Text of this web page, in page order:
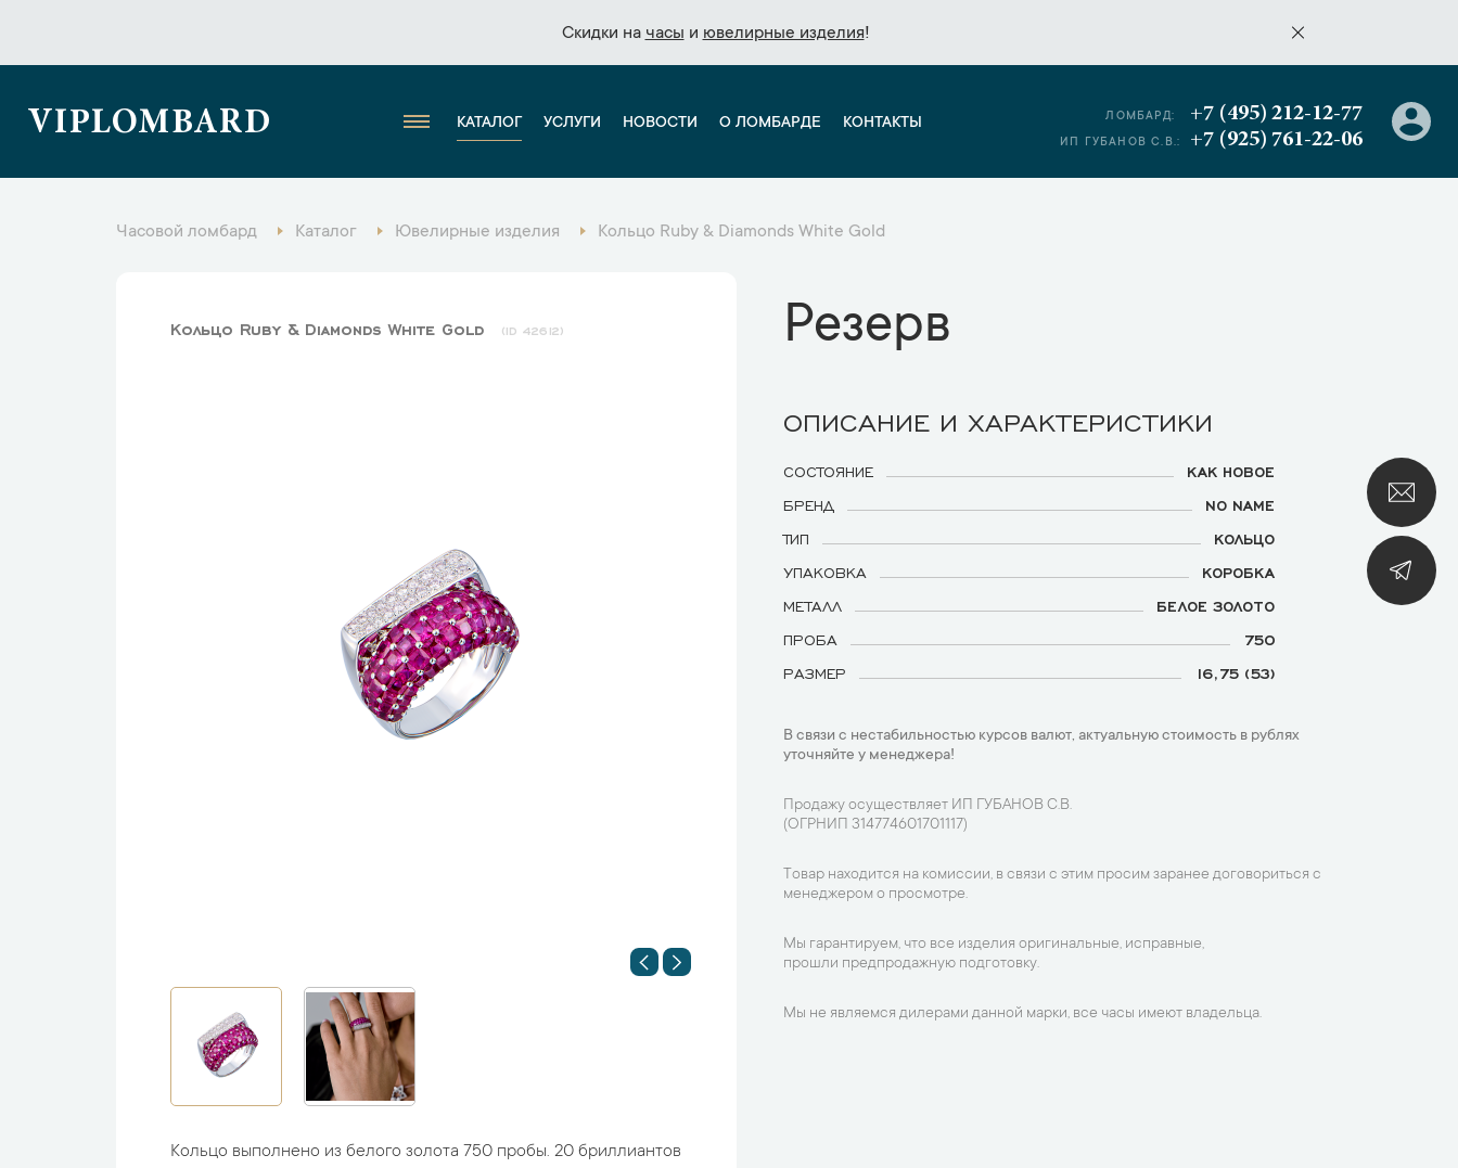
Скидки на часы и ювелирные изделия!
Скидки на часы и ювелирные изделия!
VIPLOMBARD КАТАЛОГ УСЛУГИ НОВОСТИ О ЛОМБАРДЕ КОНТАКТЫ ЛОМБАРД: +7 (495) 212-12-77
ИП ГУБАНОВ С.В.: +7 (925) 761-22-06
Часовой ломбард Каталог Ювелирные изделия Кольцо Ruby & Diamonds White Gold
Кольцо Ruby & Diamonds White Gold 42612
Кольцо выполнено из белого золота 750 пробы. 20 бриллиантов
Резерв
ОПИСАНИЕ И ХАРАКТЕРИСТИКИ
СОСТОЯНИЕ
КАК НОВОЕ
БРЕНД
NO NAME
ТИП
КОЛЬЦО
УПАКОВКА
КОРОБКА
МЕТАЛЛ
БЕЛОЕ ЗОЛОТО
ПРОБА
750
РАЗМЕР
16,75 (53)
В связи с нестабильностью курсов валют, актуальную стоимость в рублях
уточняйте у менеджера!
Продажу осуществляет ИП ГУБАНОВ С.В.
(ОГРНИП 314774601701117)
Товар находится на комиссии, в связи с этим просим заранее договориться с
менеджером о просмотре.
Мы гарантируем, что все изделия оригинальные, исправные,
прошли предпродажную подготовку.
Мы не являемся дилерами данной марки, все часы имеют владельца.